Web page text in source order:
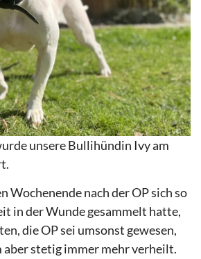
unsere Bullihündin Ivy am
Wochenende nach der OP sich so
in der Wunde gesammelt hatte,
die OP sei umsonst gewesen,
aber stetig immer mehr verheilt.